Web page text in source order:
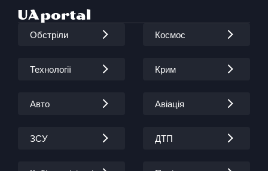
Обстріли Космос
Технології Крим
Авто Авіація
ЗСУ ДТП